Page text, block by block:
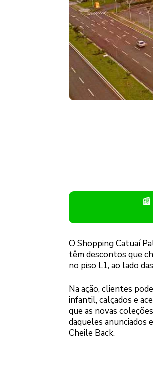
O Shopping Catuaí
têm descontos que
no piso L1, ao lado
Na ação, clientes
infantil, calçados e
que as novas
daqueles anunciados
Cheile Back.